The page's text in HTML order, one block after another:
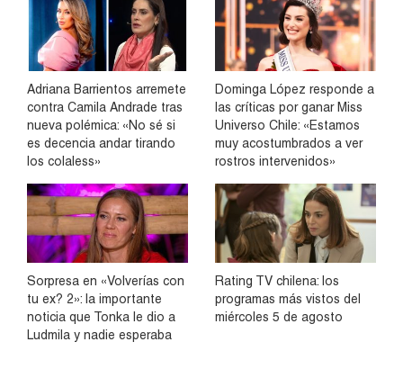
Adriana Barrientos arremete
contra Camila Andrade tras
nueva polémica: «No sé si
es decencia andar tirando
los colaless»
Dominga López responde a
las críticas por ganar Miss
Universo Chile: «Estamos
muy acostumbrados a ver
rostros intervenidos»
Sorpresa en «Volverías con
tu ex? 2»: la importante
noticia que Tonka le dio a
Ludmila y nadie esperaba
Rating TV chilena: los
programas más vistos del
miércoles 5 de agosto